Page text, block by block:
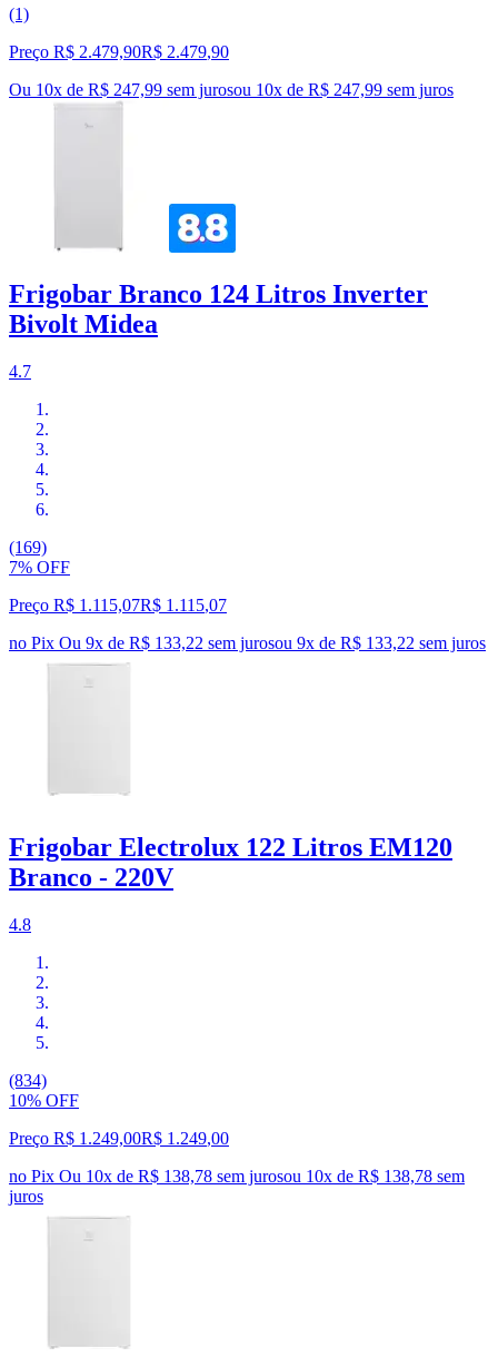
(1)
Preço R$ 2.479,90R$ 2.479,90
Ou 10x de R$ 247,99 sem jurosou 10x de R$ 247,99 sem juros
Frigobar Branco 124 Litros Inverter
Bivolt Midea
4.7
(169)
7% OFF
Preço R$ 1.115,07R$ 1.115,07
no Pix Ou 9x de R$ 133,22 sem jurosou 9x de R$ 133,22 sem juros
Frigobar Electrolux 122 Litros EM120
Branco - 220V
4.8
(834)
10% OFF
Preço R$ 1.249,00R$ 1.249,00
no Pix Ou 10x de R$ 138,78 sem jurosou 10x de R$ 138,78 sem
juros